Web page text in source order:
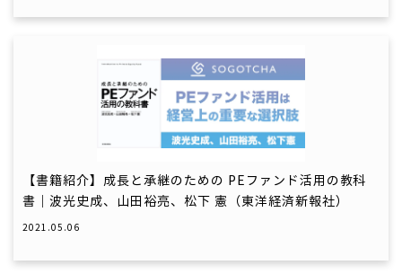
【書籍紹介】成長と承継のための PEファンド活用の教科
書｜波光史成、山田裕亮、松下 憲（東洋経済新報社）
2021.05.06